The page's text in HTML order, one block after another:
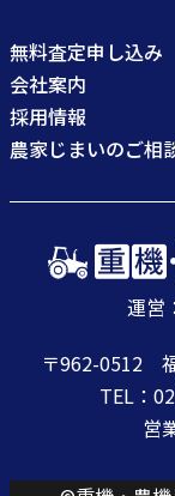
無料査定申し込み
会社案内
採用情報
農家じまいのご相
運営
〒962-0512
TEL：
営